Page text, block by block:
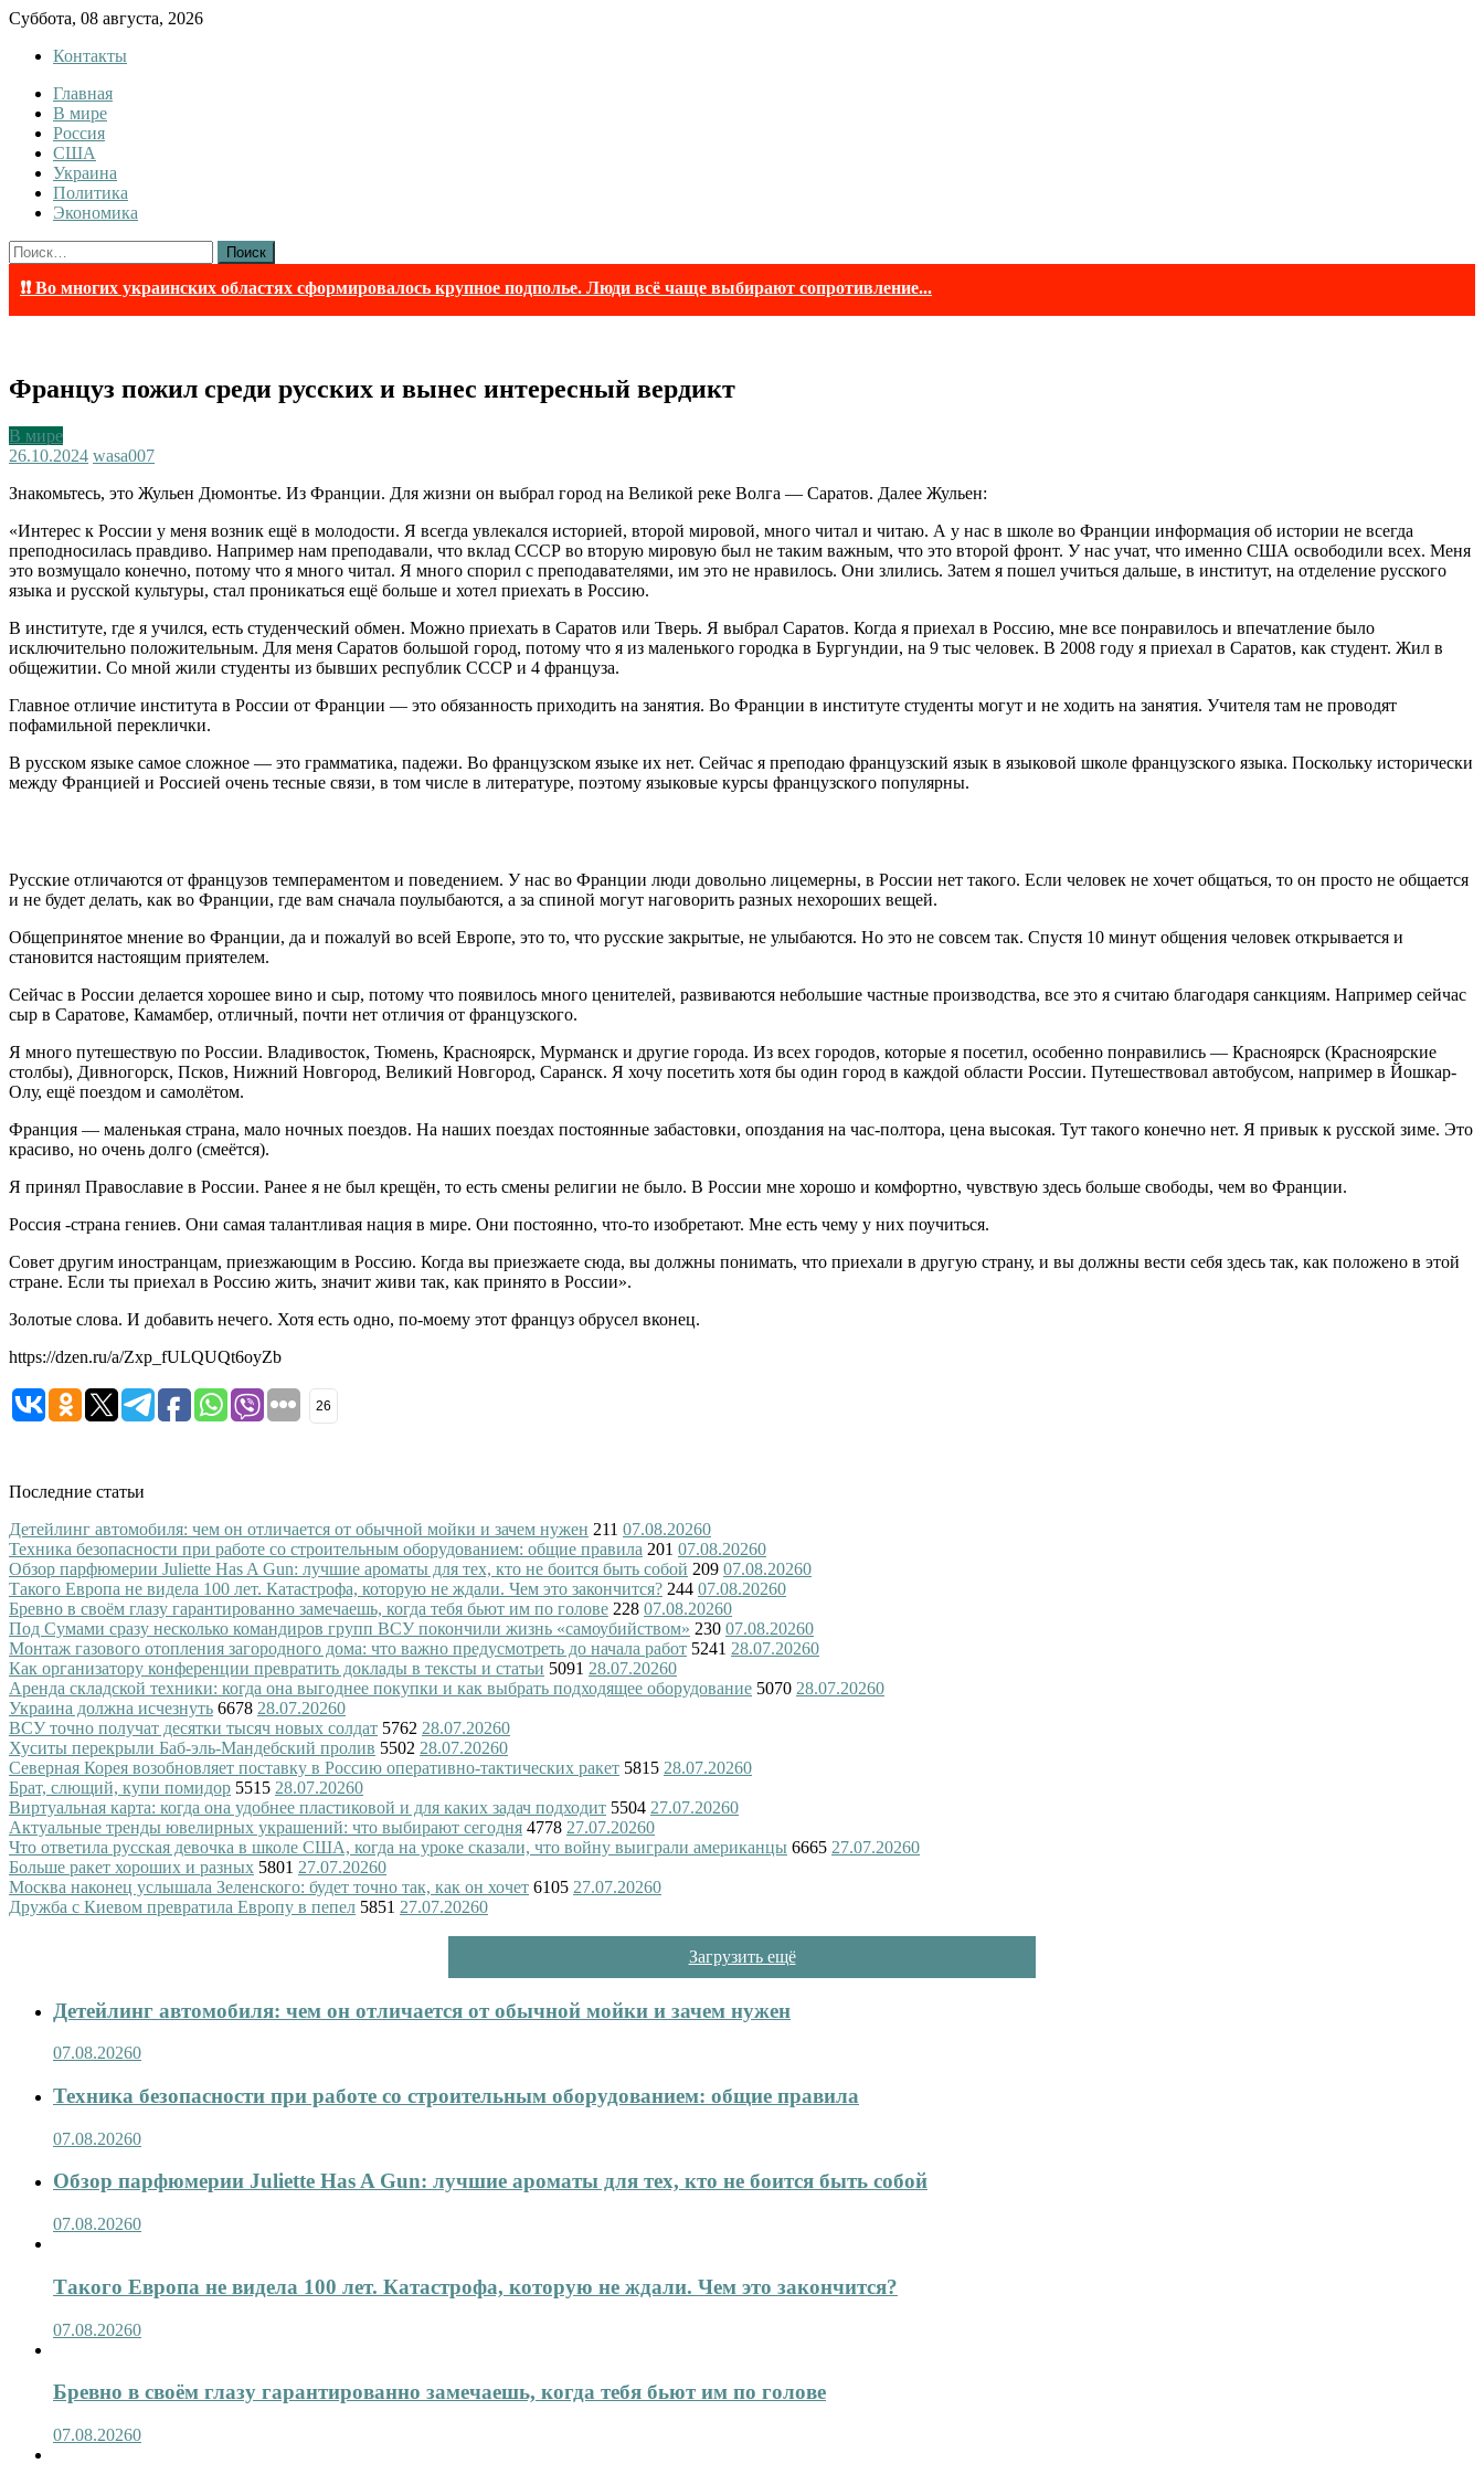
Skip
content
Суббота, 08 августа, 2026
Контакты
InfoRuss
InfoRuss — Новости
Главная
В мире
Россия
США
Украина
Политика
Экономика
Найти:
❗❗ Во многих украинских областях сформировалось крупное подполье. Люди всё чаще выбирают сопротивление...
Француз пожил среди русских и вынес интересный вердикт
В мире
26.10.2024 wasa007
Знакомьтесь, это Жульен Дюмонтье. Из Франции. Для жизни он выбрал город на Великой реке Волга — Саратов. Далее Жульен:
«Интерес к России у меня возник ещё в молодости. Я всегда увлекался историей, второй мировой, много читал и читаю. А у нас в школе во Франции информация об истории не всегда
преподносилась правдиво. Например нам преподавали, что вклад СССР во вторую мировую был не таким важным, что это второй фронт. У нас учат, что именно США освободили всех. Меня
это возмущало конечно, потому что я много читал. Я много спорил с преподавателями, им это не нравилось. Они злились. Затем я пошел учиться дальше, в институт, на отделение русского
языка и русской культуры, стал проникаться ещё больше и хотел приехать в Россию.
В институте, где я учился, есть студенческий обмен. Можно приехать в Саратов или Тверь. Я выбрал Саратов. Когда я приехал в Россию, мне все понравилось и впечатление было
исключительно положительным. Для меня Саратов большой город, потому что я из маленького городка в Бургундии, на 9 тыс человек. В 2008 году я приехал в Саратов, как студент. Жил в
общежитии. Со мной жили студенты из бывших республик СССР и 4 француза.
Главное отличие института в России от Франции — это обязанность приходить на занятия. Во Франции в институте студенты могут и не ходить на занятия. Учителя там не проводят
пофамильной переклички.
В русском языке самое сложное — это грамматика, падежи. Во французском языке их нет. Сейчас я преподаю французский язык в языковой школе французского языка. Поскольку исторически
между Францией и Россией очень тесные связи, в том числе в литературе, поэтому языковые курсы французского популярны.
Русские отличаются от французов темпераментом и поведением. У нас во Франции люди довольно лицемерны, в России нет такого. Если человек не хочет общаться, то он просто не общается
и не будет делать, как во Франции, где вам сначала поулыбаются, а за спиной могут наговорить разных нехороших вещей.
Общепринятое мнение во Франции, да и пожалуй во всей Европе, это то, что русские закрытые, не улыбаются. Но это не совсем так. Спустя 10 минут общения человек открывается и
становится настоящим приятелем.
Сейчас в России делается хорошее вино и сыр, потому что появилось много ценителей, развиваются небольшие частные производства, все это я считаю благодаря санкциям. Например сейчас
сыр в Саратове, Камамбер, отличный, почти нет отличия от французского.
Я много путешествую по России. Владивосток, Тюмень, Красноярск, Мурманск и другие города. Из всех городов, которые я посетил, особенно понравились — Красноярск (Красноярские
столбы), Дивногорск, Псков, Нижний Новгород, Великий Новгород, Саранск. Я хочу посетить хотя бы один город в каждой области России. Путешествовал автобусом, например в Йошкар-
Олу, ещё поездом и самолётом.
Франция — маленькая страна, мало ночных поездов. На наших поездах постоянные забастовки, опоздания на час-полтора, цена высокая. Тут такого конечно нет. Я привык к русской зиме. Это
красиво, но очень долго (смеётся).
Я принял Православие в России. Ранее я не был крещён, то есть смены религии не было. В России мне хорошо и комфортно, чувствую здесь больше свободы, чем во Франции.
Россия -страна гениев. Они самая талантливая нация в мире. Они постоянно, что-то изобретают. Мне есть чему у них поучиться.
Совет другим иностранцам, приезжающим в Россию. Когда вы приезжаете сюда, вы должны понимать, что приехали в другую страну, и вы должны вести себя здесь так, как положено в этой
стране. Если ты приехал в Россию жить, значит живи так, как принято в России».
Золотые слова. И добавить нечего. Хотя есть одно, по-моему этот француз обрусел вконец.
https://dzen.ru/a/Zxp_fULQUQt6oyZb
26
Последние статьи
Детейлинг автомобиля: чем он отличается от обычной мойки и зачем нужен 211 07.08.20260
Техника безопасности при работе со строительным оборудованием: общие правила 201 07.08.20260
Обзор парфюмерии Juliette Has A Gun: лучшие ароматы для тех, кто не боится быть собой 209 07.08.20260
Такого Европа не видела 100 лет. Катастрофа, которую не ждали. Чем это закончится? 244 07.08.20260
Бревно в своём глазу гарантированно замечаешь, когда тебя бьют им по голове 228 07.08.20260
Под Сумами сразу несколько командиров групп ВСУ покончили жизнь «самоубийством» 230 07.08.20260
Монтаж газового отопления загородного дома: что важно предусмотреть до начала работ 5241 28.07.20260
Как организатору конференции превратить доклады в тексты и статьи 5091 28.07.20260
Аренда складской техники: когда она выгоднее покупки и как выбрать подходящее оборудование 5070 28.07.20260
Украина должна исчезнуть 6678 28.07.20260
ВСУ точно получат десятки тысяч новых солдат 5762 28.07.20260
Хуситы перекрыли Баб-эль-Мандебский пролив 5502 28.07.20260
Северная Корея возобновляет поставку в Россию оперативно-тактических ракет 5815 28.07.20260
Брат, слющий, купи помидор 5515 28.07.20260
Виртуальная карта: когда она удобнее пластиковой и для каких задач подходит 5504 27.07.20260
Актуальные тренды ювелирных украшений: что выбирают сегодня 4778 27.07.20260
Что ответила русская девочка в школе США, когда на уроке сказали, что войну выиграли американцы 6665 27.07.20260
Больше ракет хороших и разных 5801 27.07.20260
Москва наконец услышала Зеленского: будет точно так, как он хочет 6105 27.07.20260
Дружба с Киевом превратила Европу в пепел 5851 27.07.20260
Загрузить ещё
Детейлинг автомобиля: чем он отличается от обычной мойки и зачем нужен
07.08.20260
Техника безопасности при работе со строительным оборудованием: общие правила
07.08.20260
Обзор парфюмерии Juliette Has A Gun: лучшие ароматы для тех, кто не боится быть собой
07.08.20260
Такого Европа не видела 100 лет. Катастрофа, которую не ждали. Чем это закончится?
07.08.20260
Бревно в своём глазу гарантированно замечаешь, когда тебя бьют им по голове
07.08.20260